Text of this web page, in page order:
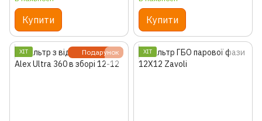
Купити Купити
Подарунок
ХІТ ХІТ